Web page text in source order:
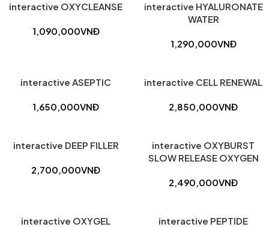
interactive OXYCLEANSE
1,090,000VNĐ
interactive HYALURONATE
WATER
1,290,000VNĐ
interactive ASEPTIC
1,650,000VNĐ
interactive CELL RENEWAL
2,850,000VNĐ
interactive DEEP FILLER
2,700,000VNĐ
interactive OXYBURST
SLOW RELEASE OXYGEN
2,490,000VNĐ
interactive OXYGEL
interactive PEPTIDE